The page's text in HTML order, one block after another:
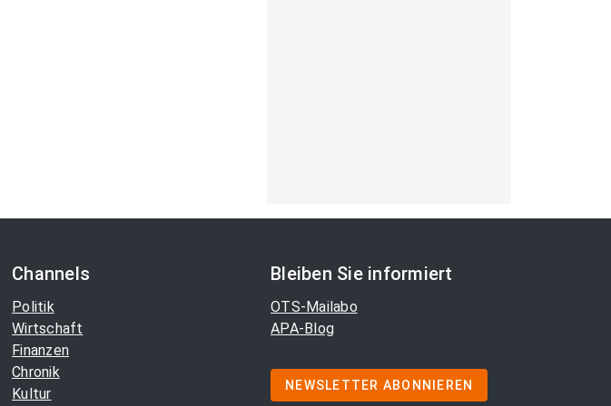
Channels
Politik
Wirtschaft
Finanzen
Chronik
Kultur
Bleiben Sie informiert
OTS-Mailabo
APA-Blog
NEWSLETTER ABONNIEREN